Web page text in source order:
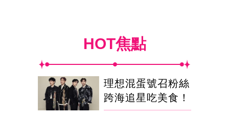
HOT焦點
理想混蛋號召粉絲
跨海追星吃美食！